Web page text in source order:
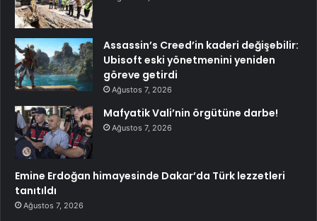
Assassin’s Creed’in kaderi değişebilir:
Ubisoft eski yönetmenini yeniden
göreve getirdi
Ağustos 7, 2026
Mafyatik Vali’nin örgütüne darbe!
Ağustos 7, 2026
Emine Erdoğan himayesinde Dakar’da Türk lezzetleri
tanıtıldı
Ağustos 7, 2026